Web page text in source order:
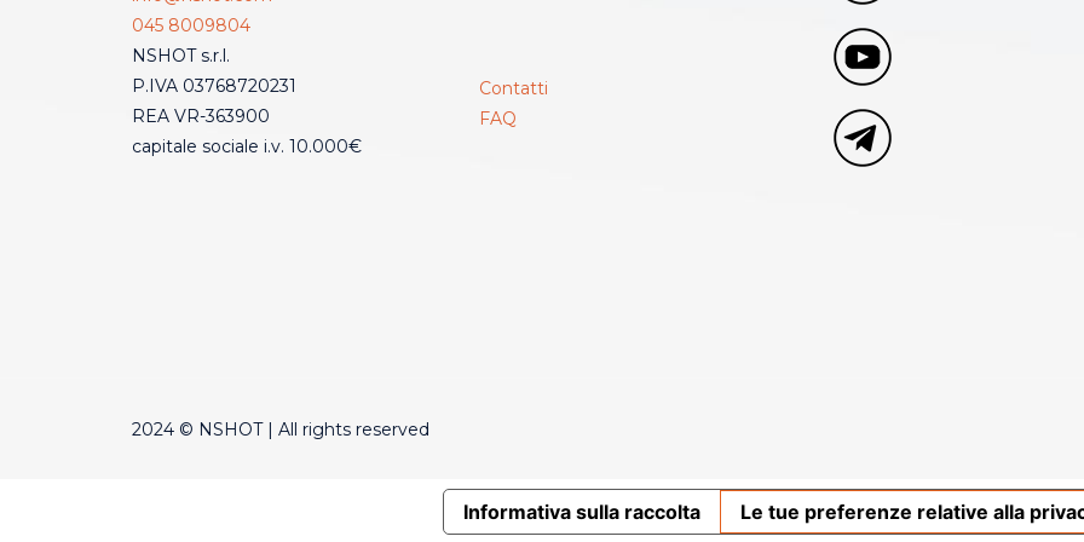
045 8009804
NSHOT s.r.l.
P.IVA 03768720231
REA VR-363900
capitale sociale i.v. 10.000€
Contatti
FAQ
2024 © NSHOT | All rights reserved
Informativa sulla raccolta Le tue preferenze relative alla